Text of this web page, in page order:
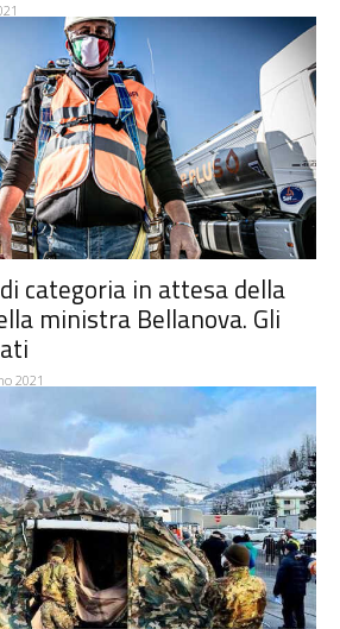
categoria in attesa della
ministra Bellanova. Gli
2021